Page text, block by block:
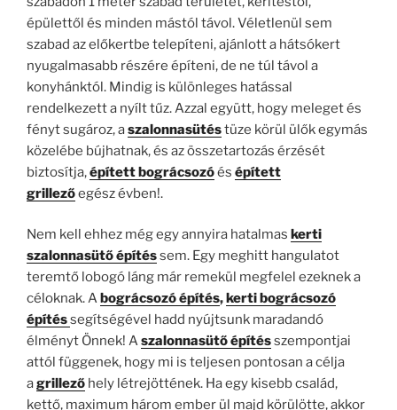
épülettől és minden mástól távol. Véletlenül sem
szabad az előkertbe telepíteni, ajánlott a hátsókert
nyugalmasabb részére építeni, de ne túl távol a
konyhánktól. Mindig is különleges hatással
rendelkezett a nyílt tűz. Azzal együtt, hogy meleget és
fényt sugároz, aszalonnasütéstüze körül ülők egymás
közelébe bújhatnak, és az összetartozás érzését
biztosítja,épített bográcsozóés épített
grillezőegész évben!.
Nem kell ehhez még egy annyira hatalmas kerti
szalonnasütő építéssem. Egy meghitt hangulatot
teremtő lobogó láng már remekül megfelel ezeknek a
céloknak. Abográcsozó építés,kerti bográcsozó
építéssegítségével hadd nyújtsunk maradandó
élményt Önnek! Aszalonnasütő építésszempontjai
attól függenek, hogy mi is teljesen pontosan a célja
agrillező hely létrejöttének. Ha egy kisebb család,
kettő, maximum három ember ül majd körülötte, akkor